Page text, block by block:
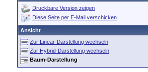
Druckbare Version zeigen
Diese Seite per E-Mail verschicken
Ansicht
Zur Linear-Darstellung wechseln
Zur Hybrid-Darstellung wechseln
Baum-Darstellung